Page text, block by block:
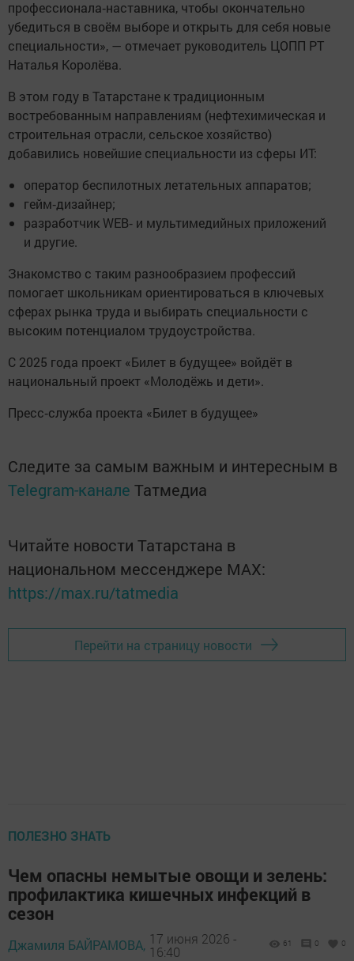
профессионала‑наставника, чтобы окончательно
убедиться в своём выборе и открыть для себя новые
специальности», — отмечает руководитель ЦОПП РТ
Наталья Королёва.
В этом году в Татарстане к традиционным
востребованным направлениям (нефтехимическая и
строительная отрасли, сельское хозяйство)
добавились новейшие специальности из сферы ИТ:
оператор беспилотных летательных аппаратов;
гейм‑дизайнер;
разработчик WEB‑ и мультимедийных приложений
и другие.
Знакомство с таким разнообразием профессий
помогает школьникам ориентироваться в ключевых
сферах рынка труда и выбирать специальности с
высоким потенциалом трудоустройства.
С 2025 года проект «Билет в будущее» войдёт в
национальный проект «Молодёжь и дети».
Пресс‑служба проекта «Билет в будущее»
Следите за самым важным и интересным в
Telegram-канале Татмедиа
Читайте новости Татарстана в
национальном мессенджере MАХ:
https://max.ru/tatmedia
Перейти на страницу новости
ПОЛЕЗНО ЗНАТЬ
Чем опасны немытые овощи и зелень:
профилактика кишечных инфекций в
сезон
Джамиля БАЙРАМОВА, 17 июня 2026 -
16:40
61 0 0